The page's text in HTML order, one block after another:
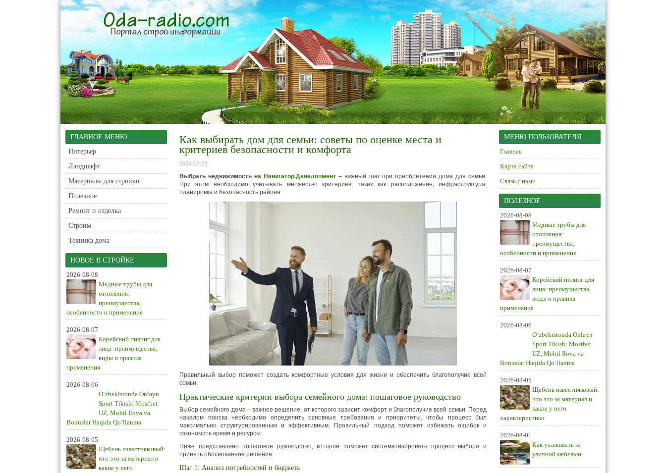
ГЛАВНОЕ МЕНЮ
Интерьер
Ландшафт
Материалы для стройки
Полезное
Ремонт и отделка
Строим
Техника дома
НОВОЕ В СТРОЙКЕ
2026-08-08
Медные трубы для
отопления:
преимущества,
особенности и применение
2026-08-07
Корейский пилинг для
лица: преимущества,
виды и правила
применения
2026-08-06
O‘zbekistonda Onlayn
Sport Tikish: Mostbet
UZ, Mobil Ilova va
Bonuslar Haqida Qo‘llanma
2026-08-05
Щебень известняковый:
что это за материал и
какие у него
Как выбирать дом для семьи: советы по оценке места и
критериев безопасности и комфорта
2025-12-22
Выбрать недвижимость на Навигатор.Девелопмент – важный шаг при приобретении дома для семьи.
При этом необходимо учитывать множество критериев, таких как расположение, инфраструктура,
планировка и безопасность района.
Правильный выбор поможет создать комфортные условия для жизни и обеспечить благополучие всей
семьи.
Практические критерии выбора семейного дома: пошаговое руководство
Выбор семейного дома – важное решение, от которого зависит комфорт и благополучие всей семьи. Перед
началом поиска необходимо определить основные требования и приоритеты, чтобы процесс был
максимально структурированным и эффективным. Правильный подход поможет избежать ошибок и
сэкономить время и ресурсы.
Ниже представлено пошаговое руководство, которое поможет систематизировать процесс выбора и
принять обоснованное решение.
Шаг 1: Анализ потребностей и бюджета
МЕНЮ ПОЛЬЗОВАТЕЛЯ
Главная
Карта сайта
Связь с нами
ПОЛЕЗНОЕ
2026-08-08
Медные трубы для
отопления:
преимущества,
особенности и применение
2026-08-07
Корейский пилинг для
лица: преимущества,
виды и правила
применения
2026-08-06
O‘zbekistonda Onlayn
Sport Tikish: Mostbet
UZ, Mobil Ilova va
Bonuslar Haqida Qo‘llanma
2026-08-05
Щебень известняковый:
что это за материал и
какие у него
характеристики
2026-08-01
Как ухаживать за
уличной мебелью